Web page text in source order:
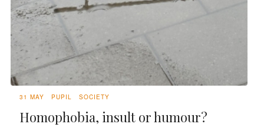
31 MAY PUPIL SOCIETY
Homophobia, insult or humour?